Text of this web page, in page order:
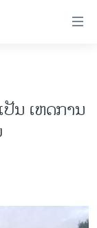
ນ ເຫດການ